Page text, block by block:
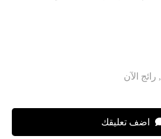
, رائج الآن
اضف تعليقك